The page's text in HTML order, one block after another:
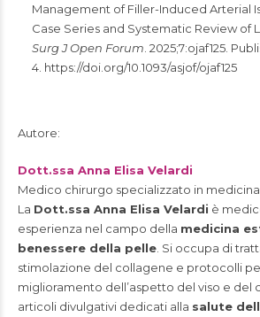
Management of Filler-Induced Arterial
Case Series and Systematic Review of
Surg J Open Forum . 2025;7:ojaf125.
4. https://doi.org/10.1093/asjof/ojaf125
Autore:
Dott.ssa Anna Elisa Velardi
Medico chirurgo specializzato in
La Dott.ssa Anna Elisa Velardi è
esperienza nel campo della medicina
benessere della pelle . Si occupa di
stimolazione del collagene e protocolli
miglioramento dell’aspetto del viso e del
articoli divulgativi dedicati alla salute